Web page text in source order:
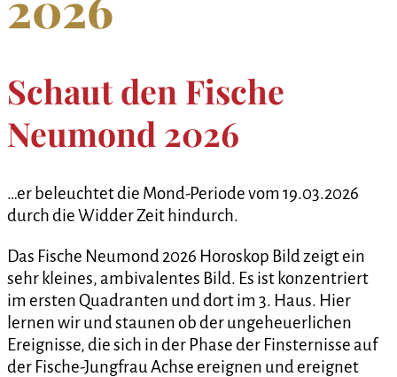
Schaut den Fische
Neumond 2026
…er beleuchtet die Mond-Periode vom 19.03.2026
durch die Widder Zeit hindurch.
Das Fische Neumond 2026 Horoskop Bild zeigt ein
sehr kleines, ambivalentes Bild. Es ist konzentriert
im ersten Quadranten und dort im 3. Haus. Hier
lernen wir und staunen ob der ungeheuerlichen
Ereignisse, die sich in der Phase der Finsternisse auf
der Fische-Jungfrau Achse ereignen und ereignet